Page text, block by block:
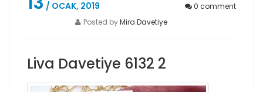
/ OCAK, 2019 0 comment
Posted byMira Davetiye
Liva Davetiye 6132 2